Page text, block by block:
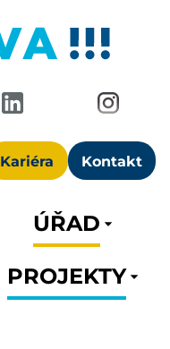
Kariéra Kontakt
ÚŘAD
PROJEKTY